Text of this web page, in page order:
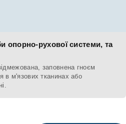
опорно-рухової системи, та
заповнена гноєм
в м'язових тканинах або